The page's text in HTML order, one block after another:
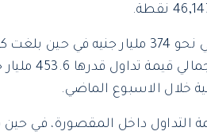
مليار ورقة منفذة على
% من إجمالى قيمة التداول داخل المقصورة،